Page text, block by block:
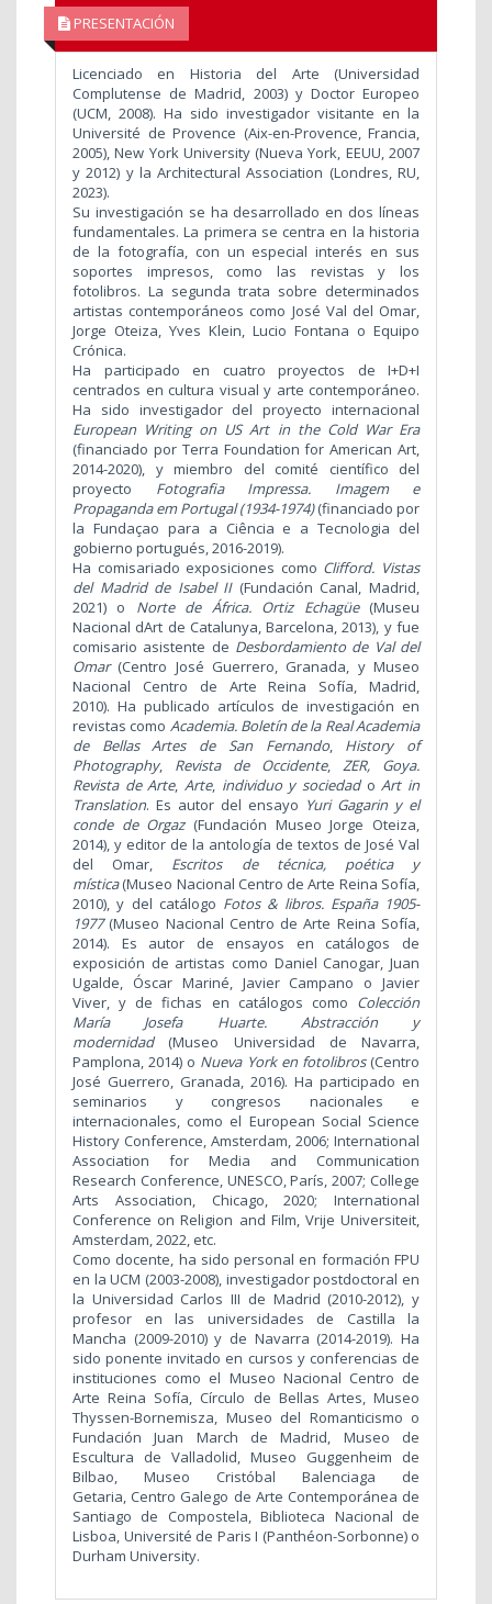
PRESENTACIÓN
Licenciado en Historia del Arte (Universidad
Complutense de Madrid, 2003) y Doctor Europeo
(UCM, 2008). Ha sido investigador visitante en la
Université de Provence (Aix-en-Provence, Francia,
2005), New York University (Nueva York, EEUU, 2007
y 2012) y la Architectural Association (Londres, RU,
2023).
Su investigación se ha desarrollado en dos líneas
fundamentales. La primera se centra en la historia
de la fotografía, con un especial interés en sus
soportes impresos, como las revistas y los
fotolibros. La segunda trata sobre determinados
artistas contemporáneos como José Val del Omar,
Jorge Oteiza, Yves Klein, Lucio Fontana o Equipo
Crónica.
Ha participado en cuatro proyectos de I+D+I
centrados en cultura visual y arte contemporáneo.
Ha sido investigador del proyecto internacional
European Writing on US Art in the Cold War Era
(financiado por Terra Foundation for American Art,
2014-2020), y miembro del comité científico del
proyecto Fotografia Impressa. Imagem e
Propaganda em Portugal (1934-1974)(financiado por
la Fundaçao para a Ciência e a Tecnologia del
gobierno portugués, 2016-2019).
Ha comisariado exposiciones como Clifford. Vistas
del Madrid de Isabel II(Fundación Canal, Madrid,
2021) o Norte de África. Ortiz Echagüe(Museu
Nacional dArt de Catalunya, Barcelona, 2013), y fue
comisario asistente de Desbordamiento de Val del
Omar(Centro José Guerrero, Granada, y Museo
Nacional Centro de Arte Reina Sofía, Madrid,
2010). Ha publicado artículos de investigación en
revistas como Academia. Boletín de la Real Academia
de Bellas Artes de San Fernando, History of
Photography, Revista de Occidente, ZER, Goya.
Revista de Arte,Arte, individuo y sociedadoArt in
Translation. Es autor del ensayo Yuri Gagarin y el
conde de Orgaz(Fundación Museo Jorge Oteiza,
2014), y editor de la antología de textos de José Val
del Omar, Escritos de técnica, poética y
mística(Museo Nacional Centro de Arte Reina Sofía,
2010), y del catálogo Fotos & libros. España 1905-
1977(Museo Nacional Centro de Arte Reina Sofía,
2014). Es autor de ensayos en catálogos de
exposición de artistas como Daniel Canogar, Juan
Ugalde, Óscar Mariné, Javier Campano o Javier
Viver, y de fichas en catálogos como Colección
María Josefa Huarte. Abstracción y
modernidad(Museo Universidad de Navarra,
Pamplona, 2014) o Nueva York en fotolibros (Centro
José Guerrero, Granada, 2016). Ha participado en
seminarios y congresos nacionales e
internacionales, como el European Social Science
History Conference, Amsterdam, 2006; International
Association for Media and Communication
Research Conference, UNESCO, París, 2007; College
Arts Association, Chicago, 2020; International
Conference on Religion and Film, Vrije Universiteit,
Amsterdam, 2022, etc.
Como docente, ha sido personal en formación FPU
en la UCM (2003-2008), investigador postdoctoral en
la Universidad Carlos III de Madrid (2010-2012), y
profesor en las universidades de Castilla la
Mancha (2009-2010) y de Navarra (2014-2019). Ha
sido ponente invitado en cursos y conferencias de
instituciones como el Museo Nacional Centro de
Arte Reina Sofía, Círculo de Bellas Artes, Museo
Thyssen-Bornemisza, Museo del Romanticismo o
Fundación Juan March de Madrid, Museo de
Escultura de Valladolid, Museo Guggenheim de
Bilbao, Museo Cristóbal Balenciaga de
Getaria, Centro Galego de Arte Contemporánea de
Santiago de Compostela, Biblioteca Nacional de
Lisboa, Université de Paris I (Panthéon-Sorbonne) o
Durham University.